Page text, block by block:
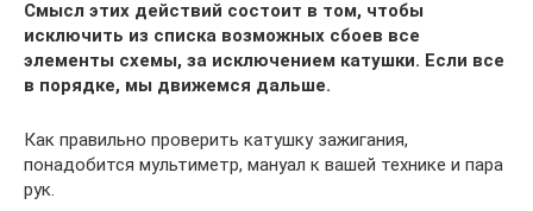
Смысл этих действий состоит в том, чтобы
исключить из списка возможных сбоев все
элементы схемы, за исключением катушки. Если все
в порядке, мы движемся дальше.
Как правильно проверить катушку зажигания,
понадобится мультиметр, мануал к вашей технике и пара
рук.